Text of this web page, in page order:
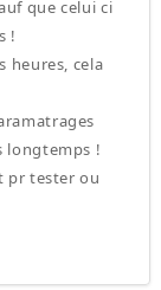
que celui ci
!
heures, cela
longtemps !
pr tester ou